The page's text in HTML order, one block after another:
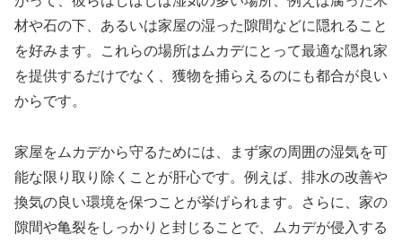
材や石の下、あるいは家屋の湿った隙間などに隠れること
を好みます。これらの場所はムカデにとって最適な隠れ家
を提供するだけでなく、獲物を捕らえるのにも都合が良い
からです。
家屋をムカデから守るためには、まず家の周囲の湿気を可
能な限り取り除くことが肝心です。例えば、排水の改善や
換気の良い環境を保つことが挙げられます。さらに、家の
隙間や亀裂をしっかりと封じることで、ムカデが侵入する